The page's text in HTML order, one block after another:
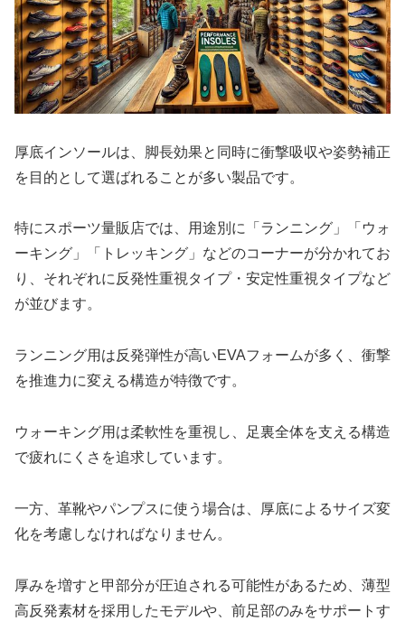
厚底インソールは、脚長効果と同時に衝撃吸収や姿勢補正
を目的として選ばれることが多い製品です。
特にスポーツ量販店では、用途別に「ランニング」「ウォ
ーキング」「トレッキング」などのコーナーが分かれてお
り、それぞれに反発性重視タイプ・安定性重視タイプなど
が並びます。
ランニング用は反発弾性が高いEVAフォームが多く、衝撃
を推進力に変える構造が特徴です。
ウォーキング用は柔軟性を重視し、足裏全体を支える構造
で疲れにくさを追求しています。
一方、革靴やパンプスに使う場合は、厚底によるサイズ変
化を考慮しなければなりません。
厚みを増すと甲部分が圧迫される可能性があるため、薄型
高反発素材を採用したモデルや、前足部のみをサポートす